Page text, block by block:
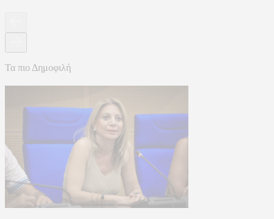
Τα πιο Δημοφιλή